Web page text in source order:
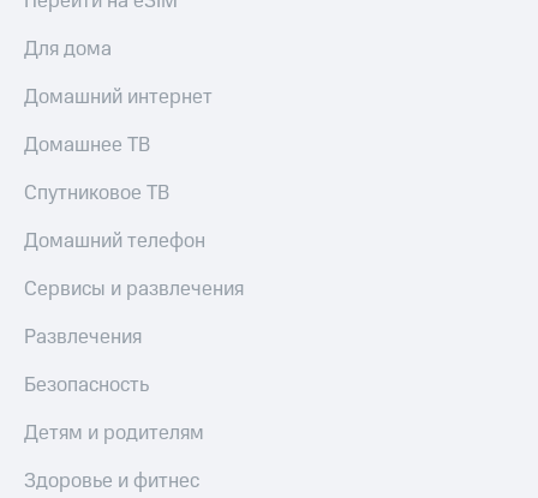
МТС
МТС
Накопления
Откладывайте
деньги
доход 15%
Платежи
переводы
Пополнить
номер
МТС
с карты
Обзоры
товаров
Скидки
до 40%
на смартфоны
при
покупке
МТС
Для дома
Домашний интернет
Домашнее ТВ
Спутниковое ТВ
Домашний телефон
Сервисы и развлечения
Развлечения
Безопасность
Детям и родителям
Здоровье и фитнес